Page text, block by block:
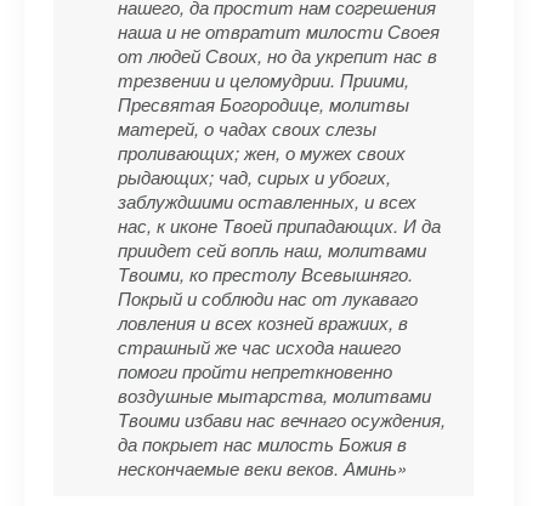
нашего, да простит нам согрешения
наша и не отвратит милости Своея
от людей Своих, но да укрепит нас в
трезвении и целомудрии. Приими,
Пресвятая Богородице, молитвы
матерей, о чадах своих слезы
проливающих; жен, о мужех своих
рыдающих; чад, сирых и убогих,
заблуждшими оставленных, и всех
нас, к иконе Твоей припадающих. И да
приидет сей вопль наш, молитвами
Твоими, ко престолу Всевышняго.
Покрый и соблюди нас от лукаваго
ловления и всех козней вражиих, в
страшный же час исхода нашего
помоги пройти непреткновенно
воздушные мытарства, молитвами
Твоими избави нас вечнаго осуждения,
да покрыет нас милость Божия в
нескончаемые веки веков. Аминь»